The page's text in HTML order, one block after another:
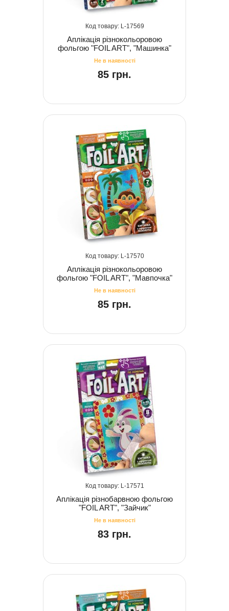
17569
Аплікація різнокольоровою
фольгою "FOIL ART", "Машинка"
85 грн.
17570
Аплікація різнокольоровою
фольгою "FOIL ART", "Мавпочка"
85 грн.
17571
Аплікація різнобарвною фольгою
"FOIL ART", "Зайчик"
83 грн.